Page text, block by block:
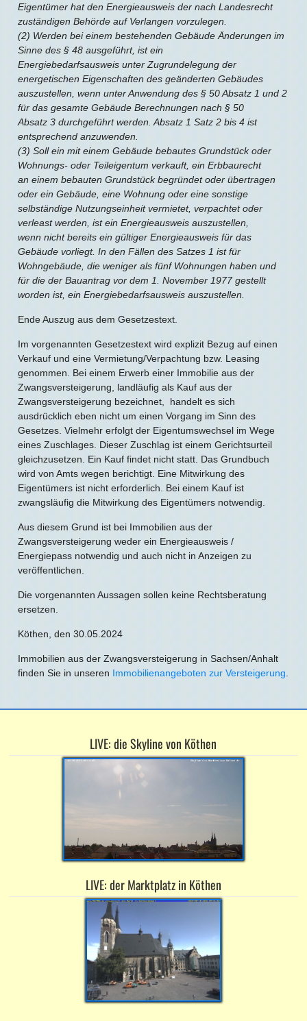
Eigentümer hat den Energieausweis der nach Landesrecht
zuständigen Behörde auf Verlangen vorzulegen.
(2) Werden bei einem bestehenden Gebäude Änderungen im
Sinne des § 48 ausgeführt, ist ein
Energiebedarfsausweis unter Zugrundelegung der
energetischen Eigenschaften des geänderten Gebäudes
auszustellen, wenn unter Anwendung des § 50 Absatz 1 und 2
für das gesamte Gebäude Berechnungen nach § 50
Absatz 3 durchgeführt werden. Absatz 1 Satz 2 bis 4 ist
entsprechend anzuwenden.
(3) Soll ein mit einem Gebäude bebautes Grundstück oder
Wohnungs- oder Teileigentum verkauft, ein Erbbaurecht
an einem bebauten Grundstück begründet oder übertragen
oder ein Gebäude, eine Wohnung oder eine sonstige
selbständige Nutzungseinheit vermietet, verpachtet oder
verleast werden, ist ein Energieausweis auszustellen,
wenn nicht bereits ein gültiger Energieausweis für das
Gebäude vorliegt. In den Fällen des Satzes 1 ist für
Wohngebäude, die weniger als fünf Wohnungen haben und
für die der Bauantrag vor dem 1. November 1977 gestellt
worden ist, ein Energiebedarfsausweis auszustellen.
Ende Auszug aus dem Gesetzestext.
Im vorgenannten Gesetzestext wird explizit Bezug auf einen
Verkauf und eine Vermietung/Verpachtung bzw. Leasing
genommen. Bei einem Erwerb einer Immobilie aus der
Zwangsversteigerung, landläufig als Kauf aus der
Zwangsversteigerung bezeichnet, handelt es sich
ausdrücklich eben nicht um einen Vorgang im Sinn des
Gesetzes. Vielmehr erfolgt der Eigentumswechsel im Wege
eines Zuschlages. Dieser Zuschlag ist einem Gerichtsurteil
gleichzusetzen. Ein Kauf findet nicht statt. Das Grundbuch
wird von Amts wegen berichtigt. Eine Mitwirkung des
Eigentümers ist nicht erforderlich. Bei einem Kauf ist
zwangsläufig die Mitwirkung des Eigentümers notwendig.
Aus diesem Grund ist bei Immobilien aus der
Zwangsversteigerung weder ein Energieausweis /
Energiepass notwendig und auch nicht in Anzeigen zu
veröffentlichen.
Die vorgenannten Aussagen sollen keine Rechtsberatung
ersetzen.
Köthen, den 30.05.2024
Immobilien aus der Zwangsversteigerung in Sachsen/Anhalt
finden Sie in unseren Immobilienangeboten zur Versteigerung
LIVE: die Skyline von Köthen
LIVE: der Marktplatz in Köthen